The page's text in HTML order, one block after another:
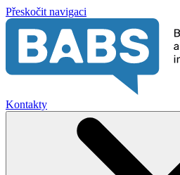
Přeskočit navigaci
Kontakty